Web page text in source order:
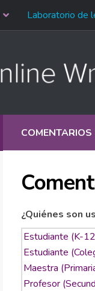
Laboratorio de
¿Quiénes son